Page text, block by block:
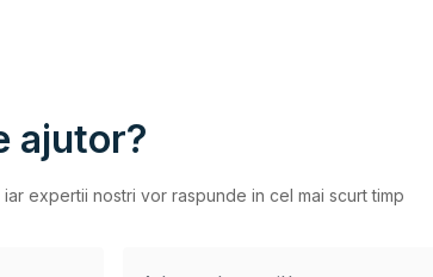
ajutor?
expertii nostri vor raspunde in cel mai scurt timp